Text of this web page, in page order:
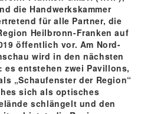
die Handwerkskammer
für alle Partner, die
Heilbronn-Franken auf
öffentlich vor. Am Nord-
wird in den nächsten
entstehen zwei Pavillons,
„Schaufenster der Region“
sich als optisches
schlängelt und den